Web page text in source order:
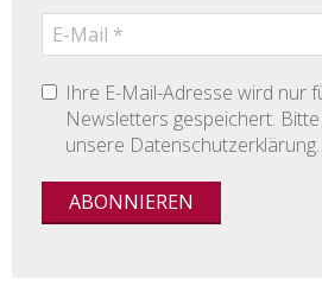
Ihre E-Mail-Adresse wird nur
Newsletters gespeichert.
unsere Datenschutzerklärung.